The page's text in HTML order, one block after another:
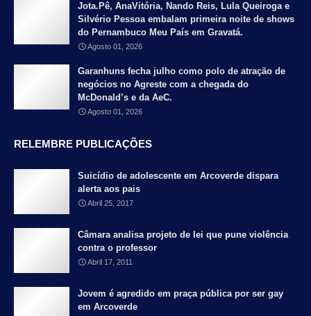
Jota.Pê, AnaVitória, Nando Reis, Lula Queiroga e
Silvério Pessoa embalam primeira noite de shows
do Pernambuco Meu País em Gravatá.
Agosto 01, 2026
Garanhuns fecha julho como polo de atração de
negócios no Agreste com a chegada do
McDonald’s e da AeC.
Agosto 01, 2026
RELEMBRE PUBLICAÇÕES
Suicídio de adolescente em Arcoverde dispara
alerta aos pais
Abril 25, 2017
Câmara analisa projeto de lei que pune violência
contra o professor
Abril 17, 2011
Jovem é agredido em praça pública por ser gay
em Arcoverde